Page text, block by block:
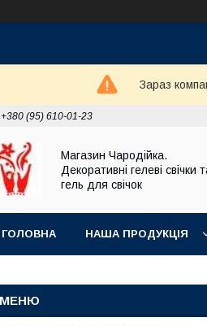
Зараз
+380 (95) 610-01-23
Магазин Чародійка.
Декоративні гелеві свічки
гель для свічок
ГОЛОВНА НАША ПРОДУКЦІЯ